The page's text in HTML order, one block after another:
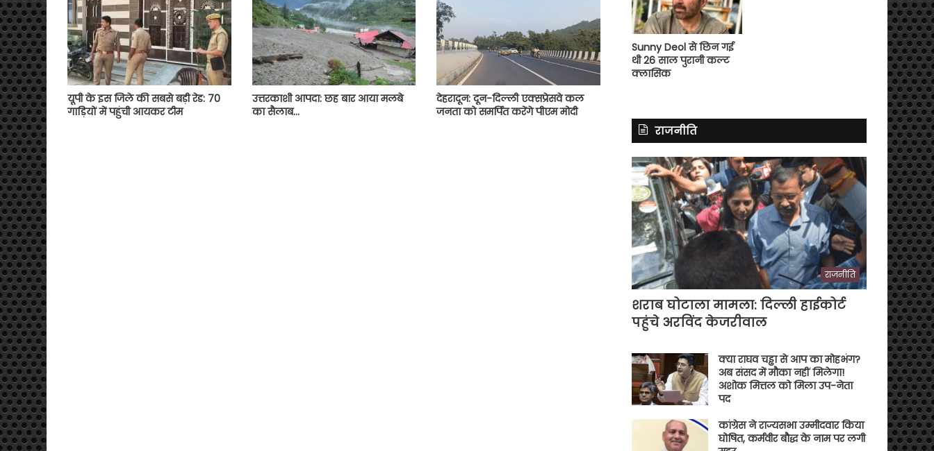
यूपी के इस जिले की सबसे बड़ी रेड: 70
गाड़ियों में पहुंची आयकर टीम
उत्तरकाशी आपदा: छह बार आया मलबे
का सैलाब…
देहरादून: दून-दिल्ली एक्सप्रेसवे कल
जनता को समर्पित करेंगे पीएम मोदी
Sunny Deol से छिन गई
थी 26 साल पुरानी कल्ट
क्लासिक
राजनीति
राजनीति
शराब घोटाला मामला: दिल्ली हाईकोर्ट
पहुंचे अरविंद केजरीवाल
क्या राघव चड्ढा से आप का मोहभंग?
अब संसद में मौका नहीं मिलेगा!
अशोक मित्तल को मिला उप-नेता
पद
कांग्रेस ने राज्यसभा उम्मीदवार किया
घोषित, कर्मवीर बौद्ध के नाम पर लगी